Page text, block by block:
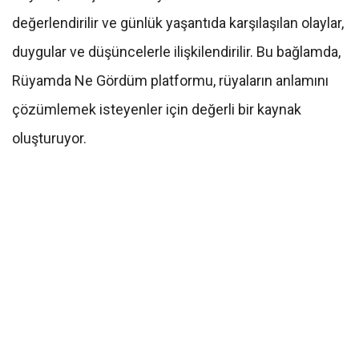
değerlendirilir ve günlük yaşantıda karşılaşılan olaylar,
duygular ve düşüncelerle ilişkilendirilir. Bu bağlamda,
Rüyamda Ne Gördüm platformu, rüyaların anlamını
çözümlemek isteyenler için değerli bir kaynak
oluşturuyor.